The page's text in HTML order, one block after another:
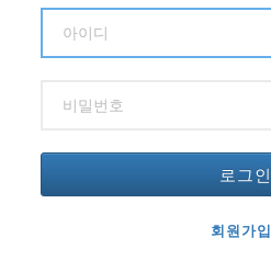
로그인
회원가입